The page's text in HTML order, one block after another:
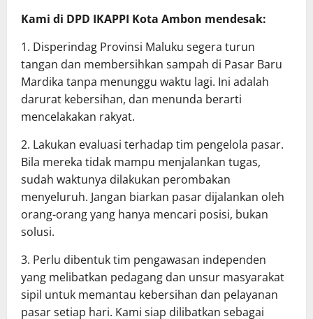
Kami di DPD IKAPPI Kota Ambon mendesak:
1. Disperindag Provinsi Maluku segera turun
tangan dan membersihkan sampah di Pasar Baru
Mardika tanpa menunggu waktu lagi. Ini adalah
darurat kebersihan, dan menunda berarti
mencelakakan rakyat.
2. Lakukan evaluasi terhadap tim pengelola pasar.
Bila mereka tidak mampu menjalankan tugas,
sudah waktunya dilakukan perombakan
menyeluruh. Jangan biarkan pasar dijalankan oleh
orang-orang yang hanya mencari posisi, bukan
solusi.
3. Perlu dibentuk tim pengawasan independen
yang melibatkan pedagang dan unsur masyarakat
sipil untuk memantau kebersihan dan pelayanan
pasar setiap hari. Kami siap dilibatkan sebagai